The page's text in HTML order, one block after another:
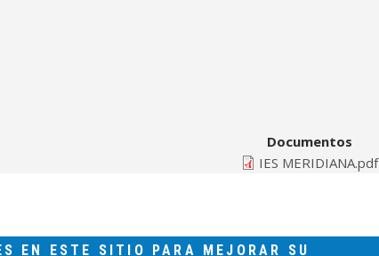
Documentos
IES MERIDIANA.pdf
EN ESTE SITIO PARA MEJORAR SU